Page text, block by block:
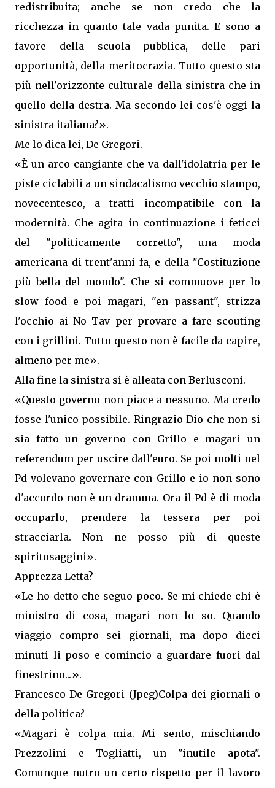
redistribuita; anche se non credo che la
ricchezza in quanto tale vada punita. E sono a
favore della scuola pubblica, delle pari
opportunità, della meritocrazia. Tutto questo sta
più nell'orizzonte culturale della sinistra che in
quello della destra. Ma secondo lei cos'è oggi la
sinistra italiana?».
Me lo dica lei, De Gregori.
«È un arco cangiante che va dall'idolatria per le
piste ciclabili a un sindacalismo vecchio stampo,
novecentesco, a tratti incompatibile con la
modernità. Che agita in continuazione i feticci
del "politicamente corretto", una moda
americana di trent'anni fa, e della "Costituzione
più bella del mondo". Che si commuove per lo
slow food e poi magari, "en passant", strizza
l'occhio ai No Tav per provare a fare scouting
con i grillini. Tutto questo non è facile da capire,
almeno per me».
Alla fine la sinistra si è alleata con Berlusconi.
«Questo governo non piace a nessuno. Ma credo
fosse l'unico possibile. Ringrazio Dio che non si
sia fatto un governo con Grillo e magari un
referendum per uscire dall'euro. Se poi molti nel
Pd volevano governare con Grillo e io non sono
d'accordo non è un dramma. Ora il Pd è di moda
occuparlo, prendere la tessera per poi
stracciarla. Non ne posso più di queste
spiritosaggini».
Apprezza Letta?
«Le ho detto che seguo poco. Se mi chiede chi è
ministro di cosa, magari non lo so. Quando
viaggio compro sei giornali, ma dopo dieci
minuti li poso e comincio a guardare fuori dal
finestrino...».
Francesco De Gregori (Jpeg)Colpa dei giornali o
della politica?
«Magari è colpa mia. Mi sento, mischiando
Prezzolini e Togliatti, un "inutile apota".
Comunque nutro un certo rispetto per il lavoro